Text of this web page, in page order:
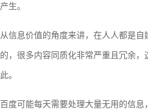
产生。
从信息价值的角度来讲，在人人都是
的，很多内容同质化非常严重且冗余，
此。
百度可能每天需要处理大量无用的信息